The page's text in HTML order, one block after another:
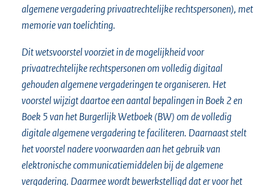
algemene vergadering privaatrechtelijke rechtspersonen), met
memorie van toelichting.
Dit wetsvoorstel voorziet in de mogelijkheid voor
privaatrechtelijke rechtspersonen om volledig digitaal
gehouden algemene vergaderingen te organiseren. Het
voorstel wijzigt daartoe een aantal bepalingen in Boek 2 en
Boek 5 van het Burgerlijk Wetboek (BW) om de volledig
digitale algemene vergadering te faciliteren. Daarnaast stelt
het voorstel nadere voorwaarden aan het gebruik van
elektronische communicatiemiddelen bij de algemene
vergadering. Daarmee wordt bewerkstelligd dat er voor het